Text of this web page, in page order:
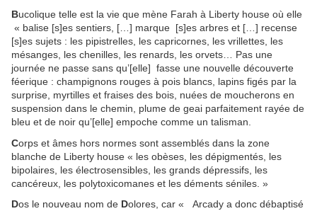
Bucolique telle est la vie que mène Farah à Liberty house où elle
« balise [s]es sentiers, […] marque [s]es arbres et […] recense
[s]es sujets : les pipistrelles, les capricornes, les vrillettes, les
mésanges, les chenilles, les renards, les orvets… Pas une
journée ne passe sans qu’[elle] fasse une nouvelle découverte
féerique : champignons rouges à pois blancs, lapins figés par la
surprise, myrtilles et fraises des bois, nuées de moucherons en
suspension dans le chemin, plume de geai parfaitement rayée de
bleu et de noir qu’[elle] empoche comme un talisman.
Corps et âmes hors normes sont assemblés dans la zone
blanche de Liberty house « les obèses, les dépigmentés, les
bipolaires, les électrosensibles, les grands dépressifs, les
cancéreux, les polytoxicomanes et les déments séniles. »
Dos le nouveau nom de Dolores, car « Arcady a donc débaptisé